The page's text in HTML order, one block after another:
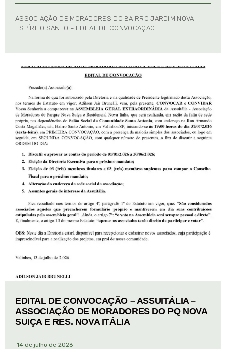
ASSOCIAÇÃO DE MORADORES DO BAIRRO JARDIM NOVA
ESPÍRITO SANTO – EDITAL DE CONVOCAÇÃO
EDITAL DE CONVOCAÇÃO – ASSUITÁLIA –
ASSOCIAÇÃO DE MORADORES DO PQ NOVA
SUIÇA E RES. NOVA ITÁLIA
14 de julho de 2026